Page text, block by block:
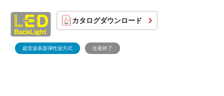
カタログダウンロード
超音波表面弾性波方式 生産終了